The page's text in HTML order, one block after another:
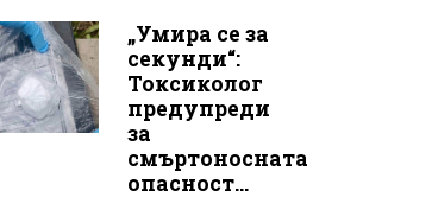
„Умира се за
секунди“:
Токсиколог
предупреди
за
смъртоносната
опасност...